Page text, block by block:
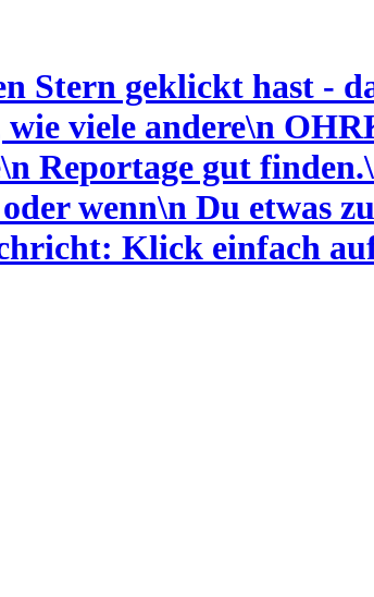
Stern geklickt hast -
viele andere\n
Reportage gut finden.
wenn\n Du etwas
Klick einfach